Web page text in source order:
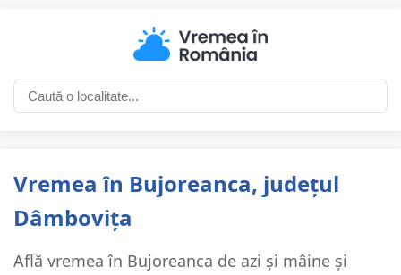
Vremea în Bujoreanca, județul
Dâmbovița
Află vremea în Bujoreanca de azi și mâine și